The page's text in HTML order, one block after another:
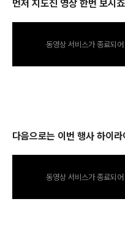
먼저 지도진 영상 한번 보시
동영상 서비스가 종료되
다음으로는 이번 행사 하이
동영상 서비스가 종료되